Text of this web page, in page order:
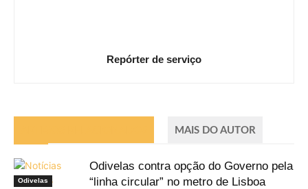
Repórter de serviço
MAIS DO AUTOR
Odivelas
Odivelas contra opção do Governo pela
“linha circular” no metro de Lisboa